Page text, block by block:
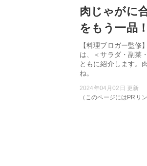
肉じゃがに
をもう一品！
【料理ブロガー監
は、＜サラダ・副菜
ともに紹介します。
ね。
2024年04月02日 更新
（このページにはPRリ